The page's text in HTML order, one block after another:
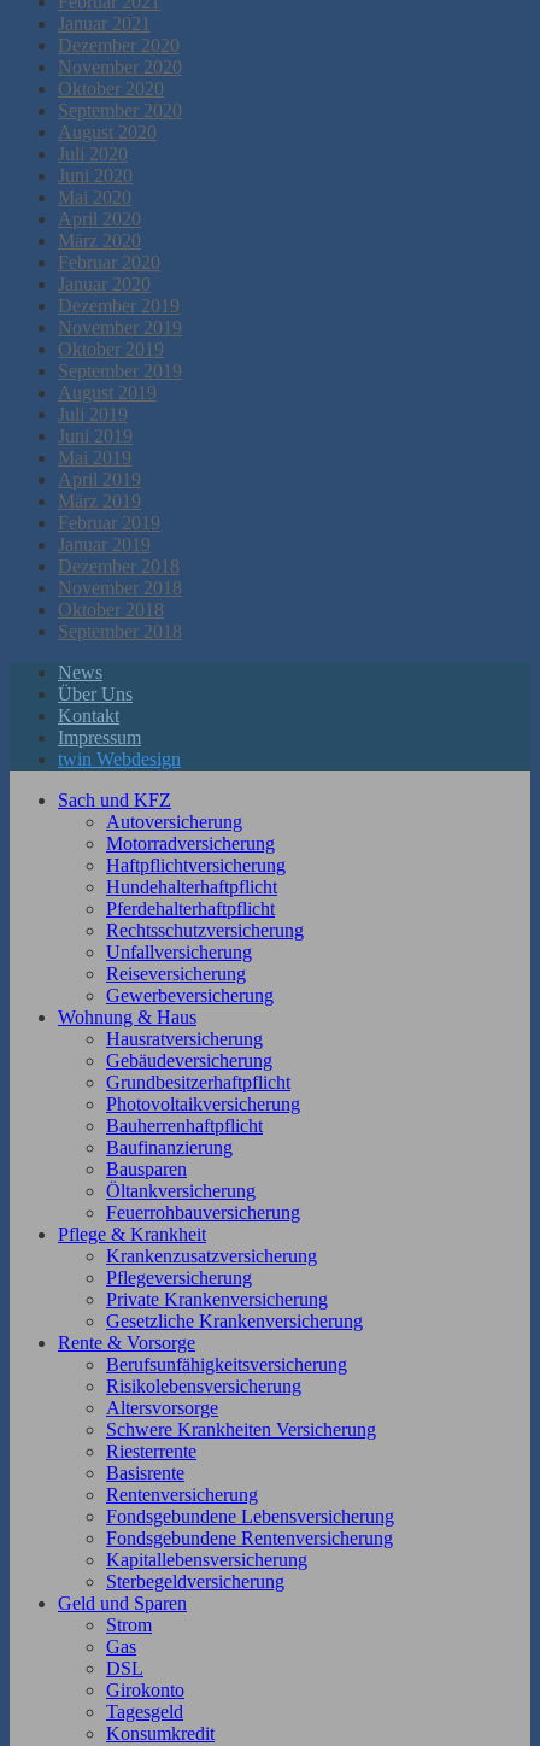
Januar 2021
Dezember 2020
November 2020
Oktober 2020
September 2020
August 2020
Juli 2020
Juni 2020
Mai 2020
April 2020
März 2020
Februar 2020
Januar 2020
Dezember 2019
November 2019
Oktober 2019
September 2019
August 2019
Juli 2019
Juni 2019
Mai 2019
April 2019
März 2019
Februar 2019
Januar 2019
Dezember 2018
November 2018
Oktober 2018
September 2018
News
Über Uns
Kontakt
Impressum
twin Webdesign
Sach und KFZ
Autoversicherung
Motorradversicherung
Haftpflichtversicherung
Hundehalterhaftpflicht
Pferdehalterhaftpflicht
Rechtsschutzversicherung
Unfallversicherung
Reiseversicherung
Gewerbeversicherung
Wohnung & Haus
Hausratversicherung
Gebäudeversicherung
Grundbesitzerhaftpflicht
Photovoltaikversicherung
Bauherrenhaftpflicht
Baufinanzierung
Bausparen
Öltankversicherung
Feuerrohbauversicherung
Pflege & Krankheit
Krankenzusatzversicherung
Pflegeversicherung
Private Krankenversicherung
Gesetzliche Krankenversicherung
Rente & Vorsorge
Berufs­unfähigkeitsversicherung
Risikolebensversicherung
Altersvorsorge
Schwere Krankheiten Versicherung
Riesterrente
Basisrente
Rentenversicherung
Fondsgebundene Lebensversicherung
Fondsgebundene Rentenversicherung
Kapitallebensversicherung
Sterbegeldversicherung
Geld und Sparen
Strom
Gas
DSL
Girokonto
Tagesgeld
Konsumkredit